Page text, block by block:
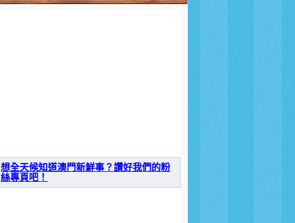
想全天候知道澳門新鮮事？讚好我們的粉
絲專頁吧！